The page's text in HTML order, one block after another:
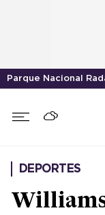
Parque Nacional
DEPORTES
Williams